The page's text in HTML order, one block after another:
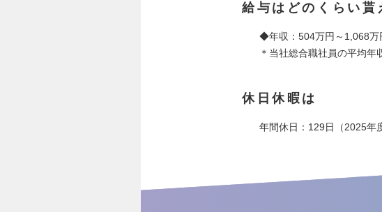
給与はどのくらい貰
◆年収：504万円～1,068万
＊当社総合職社員の平均年
休日休暇は
年間休日：129日（2025年